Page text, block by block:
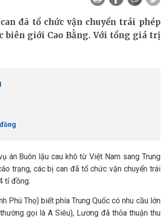
đã tổ chức vận chuyển trái phép
biên giới Cao Bằng. Với tổng giá trị
án Buôn lậu cau khô từ Việt Nam sang Trung
trạng, các bị can đã tổ chức vận chuyển trái
tỉ đồng.
Phú Thọ) biết phía Trung Quốc có nhu cầu lớn
gọi là A Siêu), Lương đã thỏa thuận thu